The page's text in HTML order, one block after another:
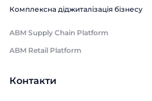
Комплексна діджиталізація бізнесу
ABM Supply Chain Platform
ABM Retail Platform
Контакти